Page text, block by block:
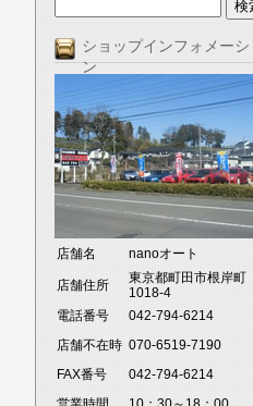
ショップインフォメーシ
ン
店舗名 nanoオート
店舗住所
東京都町田市根岸町
1018-4
電話番号
042-794-6214
店舗不在時 070-6519-7190
FAX番号
042-794-6214